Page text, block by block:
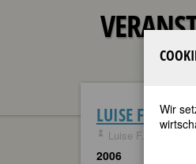
LUISE F.
Luise F. Pusch
2006
Wir